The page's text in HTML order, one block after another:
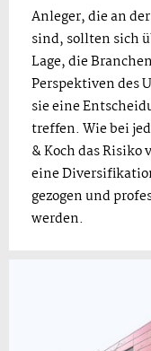
Anleger, die an der
sind, sollten sich
Lage, die
Perspektiven des
sie eine
treffen. Wie bei
& Koch das
eine
gezogen und
werden.